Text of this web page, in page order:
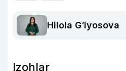
Hilola G‘iyosova
Izohlar